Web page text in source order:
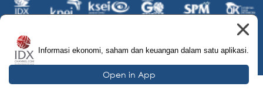
© 2026 IDX Channel. All Rights Reserved.
Informasi ekonomi, saham dan keuangan dalam satu aplikasi.
Open in App